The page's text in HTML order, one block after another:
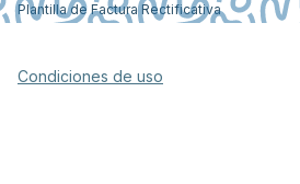
Plantilla de Factura Rectificativa
Condiciones de uso